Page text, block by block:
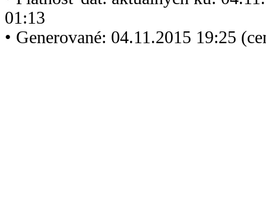
01:13
• Generované: 04.11.2015 19:25